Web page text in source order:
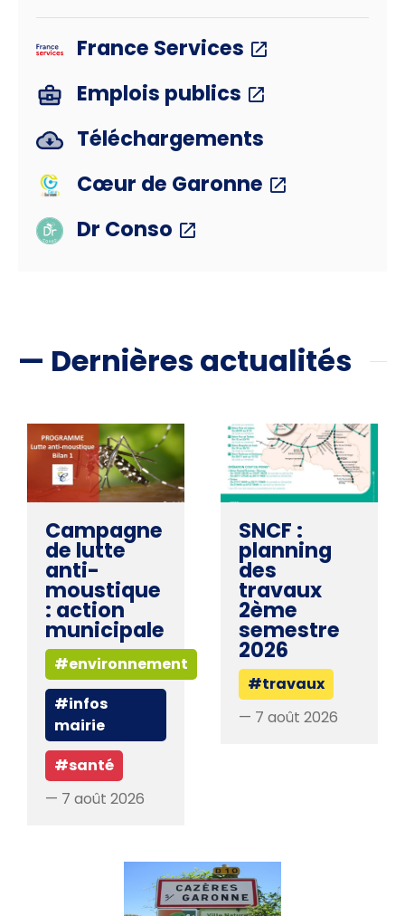
France Services
Emplois publics
Téléchargements
Cœur de Garonne
Dr Conso
— Dernières actualités
Campagne
de lutte
anti-
moustique
: action
municipale
#environnement
#infos
mairie
#santé
— 7 août 2026
SNCF :
planning
des
travaux
2ème
semestre
2026
#travaux
— 7 août 2026